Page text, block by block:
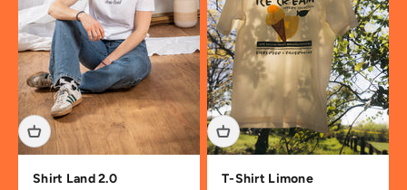
Shirt Land 2.0
T-Shirt Limone